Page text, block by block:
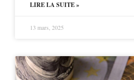
LIRE LA SUITE »
13 mars, 2025